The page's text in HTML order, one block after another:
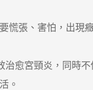
張、害怕，出現
宮頸炎，同時
。